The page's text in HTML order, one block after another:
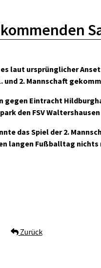
laut ursprünglicher
und 2. Mannschaft
gegen Eintracht
den FSV
das Spiel der 2.
langen Fußballtag nichts
Zurück